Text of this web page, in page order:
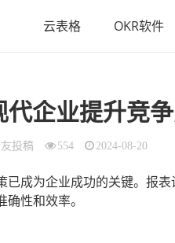
云表格 OKR软件
企业提升竞
投稿 554 2024-08-20
已成为企业成功的关键。报
性和效率。